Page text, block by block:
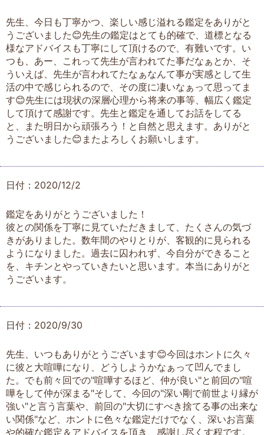
先生、今日も丁寧かつ、楽しい感じ溢れる鑑定をありがと
うございました😊先生の鑑定はとても的確で、道標となる
様なアドバイスも丁寧にして頂けるので、有難いです。い
つも、あー、これって先生が言われてた事だなぁとか、そ
ういえば、先生が言われてたなぁなんて事が実感として生
活の中で感じられるので、その度に凄いなぁって思ってま
す😊先生には現状の深層心理から将来の事等、幅広く鑑定
して頂けて感謝です。先生と鑑定を通してお話をしてる
と、また明日から頑張ろう！と自然と思えます。ありがと
うございました😊またよろしくお願いします。
日付：2020/12/2
鑑定をありがとうございました！
彼との関係を丁寧に見ていただきまして、たくさんの気づ
きがありました。数年間のやりとりが、客観的に見られる
ようになりました。過去に囚われず、今自分ができること
を、キチンとやっていきたいと思います。本当にありがと
うございます。
日付：2020/9/30
先生、いつもありがとうございます😊今回はホントに久々
に彼と大喧嘩になり、どうしようかなぁって凹んでまし
た。でも前々回での"喧嘩するほど、仲が良い"と前回の"喧
嘩をして仲が深まる"そして、今回の"深い剛で前世より縁が
強い"と言う言葉や、前回の"大切にすべき捨てる事の出来な
い関係"など、ホントに色々な鑑定だけでなく、深いお言葉
や的確な鑑定＆アドバイスを頂き、感謝し尽くす程です。